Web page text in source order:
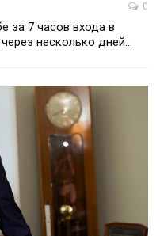
0
за 7 часов входа в
несколько дней…